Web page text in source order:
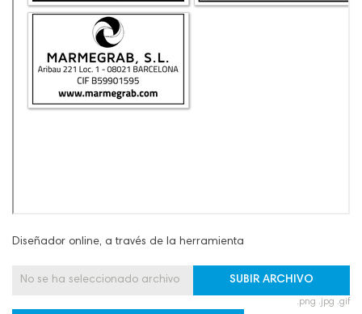
Diseñador online, a través de la herramienta
No se ha seleccionado archivo SUBIR ARCHIVO
.png .jpg .gif